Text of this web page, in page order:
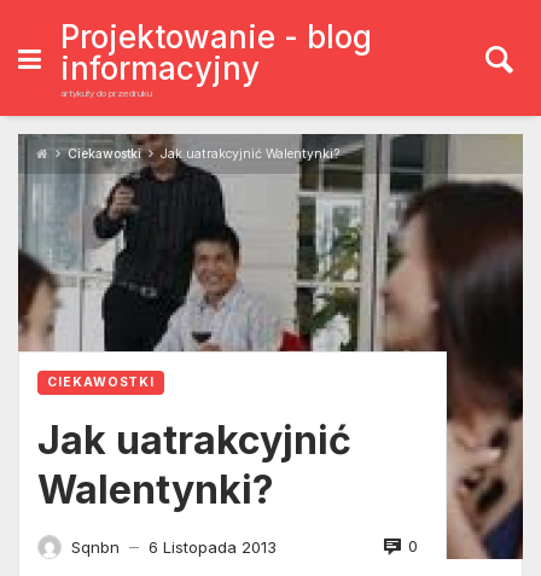
content
Projektowanie - blog
informacyjny
artykuły do przedruku
Ciekawostki Jak uatrakcyjnić Walentynki?
CIEKAWOSTKI
Jak uatrakcyjnić
Walentynki?
Sqnbn — 6 Listopada 2013 0